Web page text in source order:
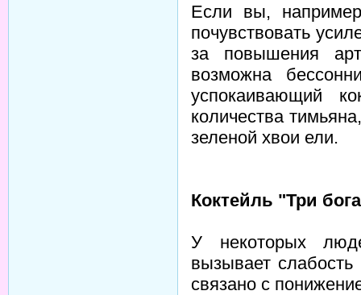
Если вы,
почувствовать
за повышения
возможна
успокаивающий
количества
зеленой хвои ели.
Коктейль "Три
У некоторых
вызывает
связано с